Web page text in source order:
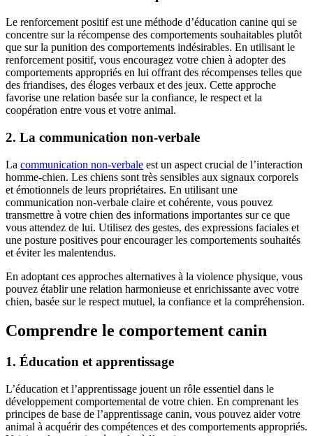
Le renforcement positif est une méthode d’éducation canine qui se
concentre sur la récompense des comportements souhaitables plutôt
que sur la punition des comportements indésirables. En utilisant le
renforcement positif, vous encouragez votre chien à adopter des
comportements appropriés en lui offrant des récompenses telles que
des friandises, des éloges verbaux et des jeux. Cette approche
favorise une relation basée sur la confiance, le respect et la
coopération entre vous et votre animal.
2. La communication non-verbale
La communication non-verbale est un aspect crucial de l’interaction
homme-chien. Les chiens sont très sensibles aux signaux corporels
et émotionnels de leurs propriétaires. En utilisant une
communication non-verbale claire et cohérente, vous pouvez
transmettre à votre chien des informations importantes sur ce que
vous attendez de lui. Utilisez des gestes, des expressions faciales et
une posture positives pour encourager les comportements souhaités
et éviter les malentendus.
En adoptant ces approches alternatives à la violence physique, vous
pouvez établir une relation harmonieuse et enrichissante avec votre
chien, basée sur le respect mutuel, la confiance et la compréhension.
Comprendre le comportement canin
1. Éducation et apprentissage
L’éducation et l’apprentissage jouent un rôle essentiel dans le
développement comportemental de votre chien. En comprenant les
principes de base de l’apprentissage canin, vous pouvez aider votre
animal à acquérir des compétences et des comportements appropriés.